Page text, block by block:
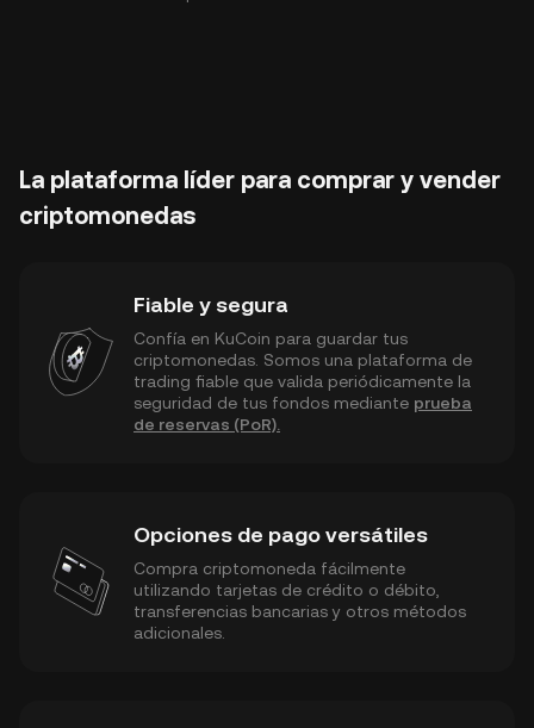
La plataforma líder para comprar y vender
criptomonedas
Fiable y segura
Confía en KuCoin para guardar tus
criptomonedas. Somos una plataforma de
trading fiable que valida periódicamente la
seguridad de tus fondos mediante prueba
de reservas (PoR).
Opciones de pago versátiles
Compra criptomoneda fácilmente
utilizando tarjetas de crédito o débito,
transferencias bancarias y otros métodos
adicionales.